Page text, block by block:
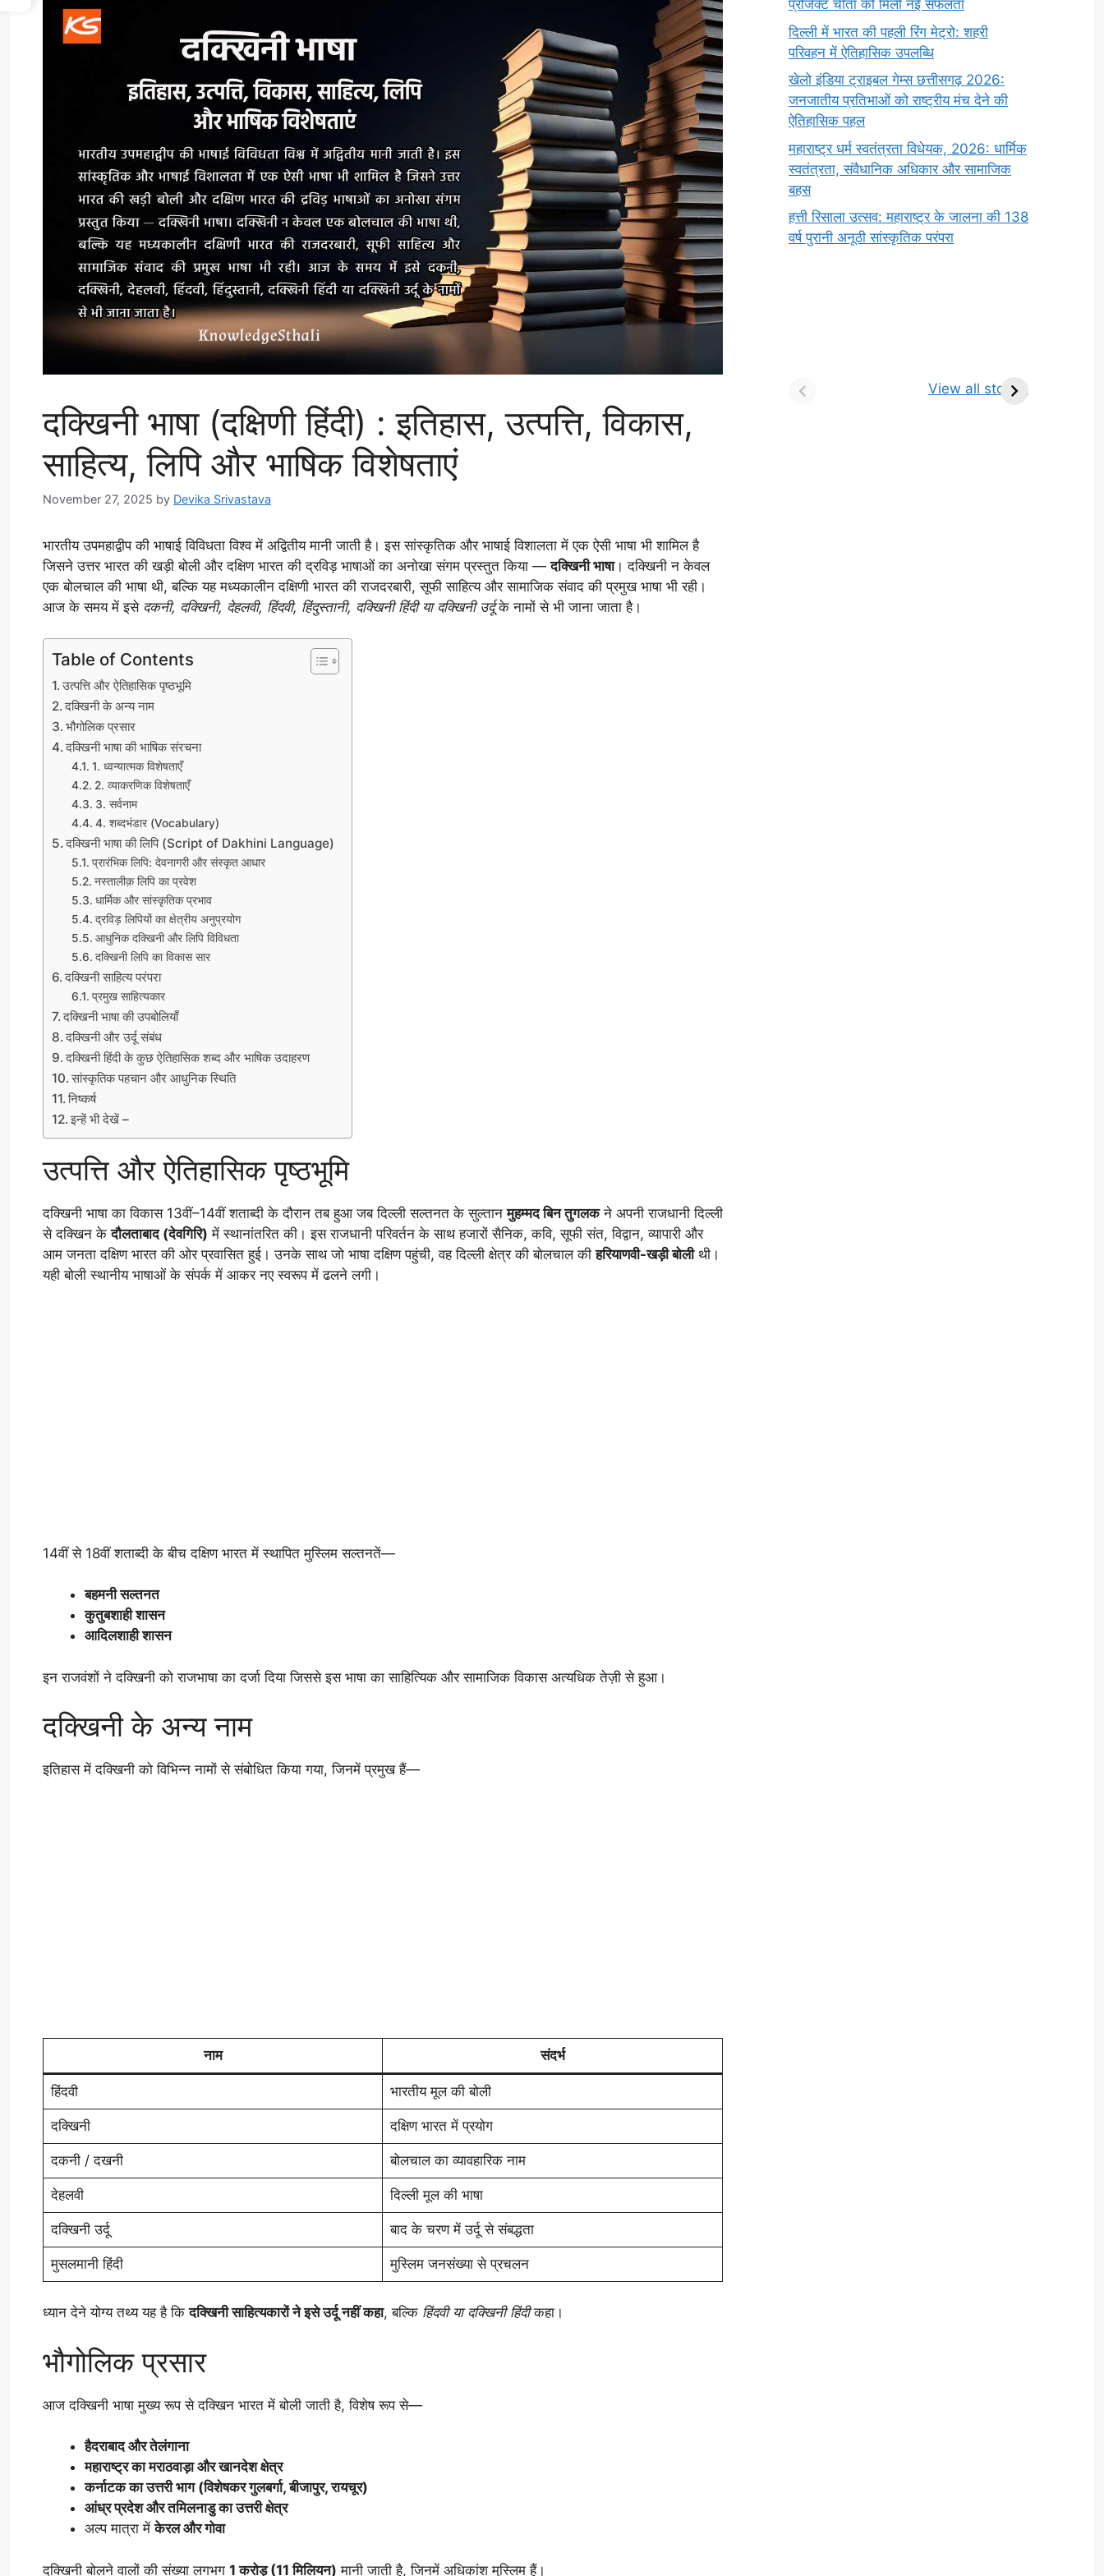
दक्खिनी भाषा (दक्षिणी हिंदी) : इतिहास, उत्पत्ति, विकास,
साहित्य, लिपि और भाषिक विशेषताएं
November 27, 2025 by Devika Srivastava
भारतीय उपमहाद्वीप की भाषाई विविधता विश्व में अद्वितीय मानी जाती है। इस सांस्कृतिक और भाषाई विशालता में एक ऐसी भाषा भी शामिल है
जिसने उत्तर भारत की खड़ी बोली और दक्षिण भारत की द्रविड़ भाषाओं का अनोखा संगम प्रस्तुत किया —दक्खिनी भाषा। दक्खिनी न केवल
एक बोलचाल की भाषा थी, बल्कि यह मध्यकालीन दक्षिणी भारत की राजदरबारी, सूफी साहित्य और सामाजिक संवाद की प्रमुख भाषा भी रही।
आज के समय में इसे दकनी, दक्खिनी, देहलवी, हिंदवी, हिंदुस्तानी, दक्खिनी हिंदी या दक्खिनी उर्दूके नामों से भी जाना जाता है।
Table of Contents
उत्पत्ति और ऐतिहासिक पृष्ठभूमि
दक्खिनी के अन्य नाम
भौगोलिक प्रसार
दक्खिनी भाषा की भाषिक संरचना
1. ध्वन्यात्मक विशेषताएँ
2. व्याकरणिक विशेषताएँ
3. सर्वनाम
4. शब्दभंडार (Vocabulary)
दक्खिनी भाषा की लिपि (Script of Dakhini Language)
प्रारंभिक लिपि: देवनागरी और संस्कृत आधार
नस्तालीक़ लिपि का प्रवेश
धार्मिक और सांस्कृतिक प्रभाव
द्रविड़ लिपियों का क्षेत्रीय अनुप्रयोग
आधुनिक दक्खिनी और लिपि विविधता
दक्खिनी लिपि का विकास सार
दक्खिनी साहित्य परंपरा
प्रमुख साहित्यकार
दक्खिनी भाषा की उपबोलियाँ
दक्खिनी और उर्दू संबंध
दक्खिनी हिंदी के कुछ ऐतिहासिक शब्द और भाषिक उदाहरण
सांस्कृतिक पहचान और आधुनिक स्थिति
निष्कर्ष
इन्हें भी देखें –
उत्पत्ति और ऐतिहासिक पृष्ठभूमि
दक्खिनी भाषा का विकास 13वीं–14वीं शताब्दी के दौरान तब हुआ जब दिल्ली सल्तनत के सुल्तानमुहम्मद बिन तुगलकने अपनी राजधानी दिल्ली
से दक्खिन केदौलताबाद (देवगिरि) में स्थानांतरित की। इस राजधानी परिवर्तन के साथ हजारों सैनिक, कवि, सूफी संत, विद्वान, व्यापारी और
आम जनता दक्षिण भारत की ओर प्रवासित हुई। उनके साथ जो भाषा दक्षिण पहुंची, वह दिल्ली क्षेत्र की बोलचाल कीहरियाणवी-खड़ी बोलीथी।
यही बोली स्थानीय भाषाओं के संपर्क में आकर नए स्वरूप में ढलने लगी।
14वीं से 18वीं शताब्दी के बीच दक्षिण भारत में स्थापित मुस्लिम सल्तनतें—
बहमनी सल्तनत
कुतुबशाही शासन
आदिलशाही शासन
इन राजवंशों ने दक्खिनी को राजभाषा का दर्जा दिया जिससे इस भाषा का साहित्यिक और सामाजिक विकास अत्यधिक तेज़ी से हुआ।
दक्खिनी के अन्य नाम
इतिहास में दक्खिनी को विभिन्न नामों से संबोधित किया गया, जिनमें प्रमुख हैं—
नाम संदर्भ
हिंदवी भारतीय मूल की बोली
दक्खिनी दक्षिण भारत में प्रयोग
दकनी / दखनी बोलचाल का व्यावहारिक नाम
देहलवी दिल्ली मूल की भाषा
दक्खिनी उर्दू बाद के चरण में उर्दू से संबद्धता
मुसलमानी हिंदी मुस्लिम जनसंख्या से प्रचलन
ध्यान देने योग्य तथ्य यह है किदक्खिनी साहित्यकारों ने इसे उर्दू नहीं कहा, बल्कि हिंदवी या दक्खिनी हिंदीकहा।
भौगोलिक प्रसार
आज दक्खिनी भाषा मुख्य रूप से दक्खिन भारत में बोली जाती है, विशेष रूप से—
हैदराबाद और तेलंगाना
महाराष्ट्र का मराठवाड़ा और खानदेश क्षेत्र
कर्नाटक का उत्तरी भाग (विशेषकर गुलबर्गा, बीजापुर, रायचूर)
आंध्र प्रदेश और तमिलनाडु का उत्तरी क्षेत्र
अल्प मात्रा मेंकेरल और गोवा
दक्खिनी बोलने वालों की संख्या लगभग 1 करोड़ (11 मिलियन) मानी जाती है, जिनमें अधिकांश मुस्लिम हैं।
प्रोजेक्ट चीता को मिली नई सफलता
दिल्ली में भारत की पहली रिंग मेट्रो: शहरी
परिवहन में ऐतिहासिक उपलब्धि
खेलो इंडिया ट्राइबल गेम्स छत्तीसगढ़ 2026:
जनजातीय प्रतिभाओं को राष्ट्रीय मंच देने की
ऐतिहासिक पहल
महाराष्ट्र धर्म स्वतंत्रता विधेयक, 2026: धार्मिक
स्वतंत्रता, संवैधानिक अधिकार और सामाजिक
बहस
हत्ती रिसाला उत्सव: महाराष्ट्र के जालना की 138
वर्ष पुरानी अनूठी सांस्कृतिक परंपरा
View all stories
किसे कहते है? परिभाषा,
ज्योतिर्लिंग | नाम, स्थान एवं